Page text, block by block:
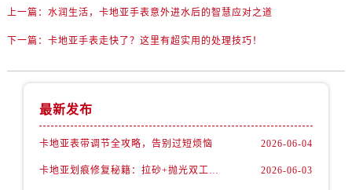
上一篇： 水润生活，卡地亚手表意外进水后的智慧应对之道
下一篇： 卡地亚手表走快了？这里有超实用的处理技巧！
最新发布
卡地亚表带调节全攻略，告别过短烦恼 2026-06-04
2026-06-03